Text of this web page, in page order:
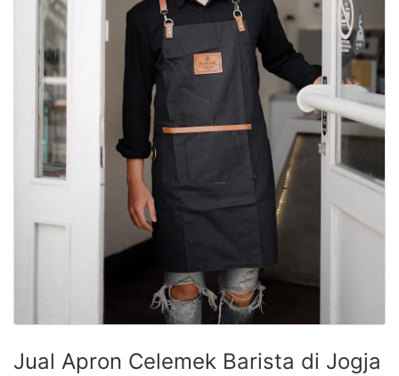
Jual Apron Celemek Barista di Jogja